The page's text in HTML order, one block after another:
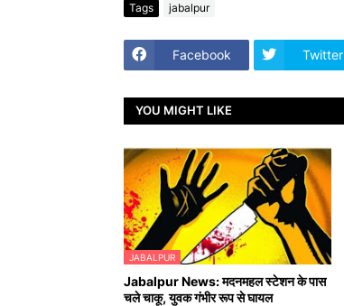
Tags jabalpur
Facebook Twitter
YOU MIGHT LIKE
JABALPUR
Jabalpur News: मदनमहल स्टेशन के पास
चले चाकू, युवक गंभीर रूप से घायल